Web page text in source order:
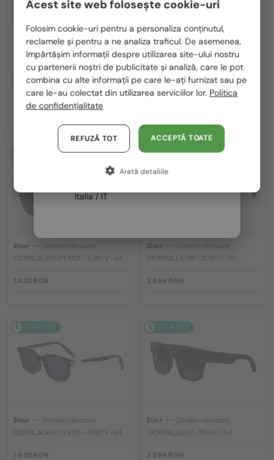
Dior—Ochelari de soare
CDIOR S1F - 35A0 D - 56
2 195 RON
Dior— Ochelari de soare
DIORB23 S4I - 64A0 V - 56
Dior
Ochelari de soare
DIORBLACKSUIT S12F - 10A0 V - 54
1 420 RON
2-4 ZILE
Dior
Ochelari de soare
DIORESILLE S1F - 20A1 O - 55
2 396 RON
2-4 ZILE
Dior
Ochelari de soare
DIORBLACKSUIT S12F - 18B0 V - 54
1 420 RON
2-4 ZILE
Dior
Ochelari de soare
DIORESILLE S1I - 35A1 O - 54
2 396 RON
România / RO
Polska / PL
Magyarország / HU
United Arab Emirates / EN
Austria / AT
Germania / DE
Franța / FR
Italia / IT
Acest site web folosește cookie-uri
Folosim cookie-uri pentru a personaliza conținutul,
reclamele și pentru a ne analiza traficul. De asemenea,
împărtășim informații despre utilizarea site-ului nostru
cu partenerii noștri de publicitate și analiză, care le pot
combina cu alte informații pe care le-ați furnizat sau pe
care le-au colectat din utilizarea serviciilor lor. Politica
de confidențialitate
ACCEPTĂ TOATE
REFUZĂ TOT
Arată detaliile